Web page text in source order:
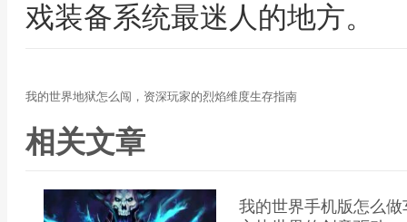
戏装备系统最迷人的地方。
我的世界地狱怎么闯，资深玩家的烈焰维度生存指南
相关文章
我的世界手机版怎么